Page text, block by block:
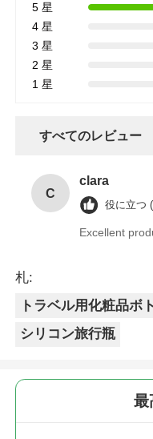
5 星
4 星
3 星
2 星
1 星
すべてのレビュー
C
clara
役に立つ
Excellent
札:
トラベル用化粧品ボ
シリコン旅行瓶
最